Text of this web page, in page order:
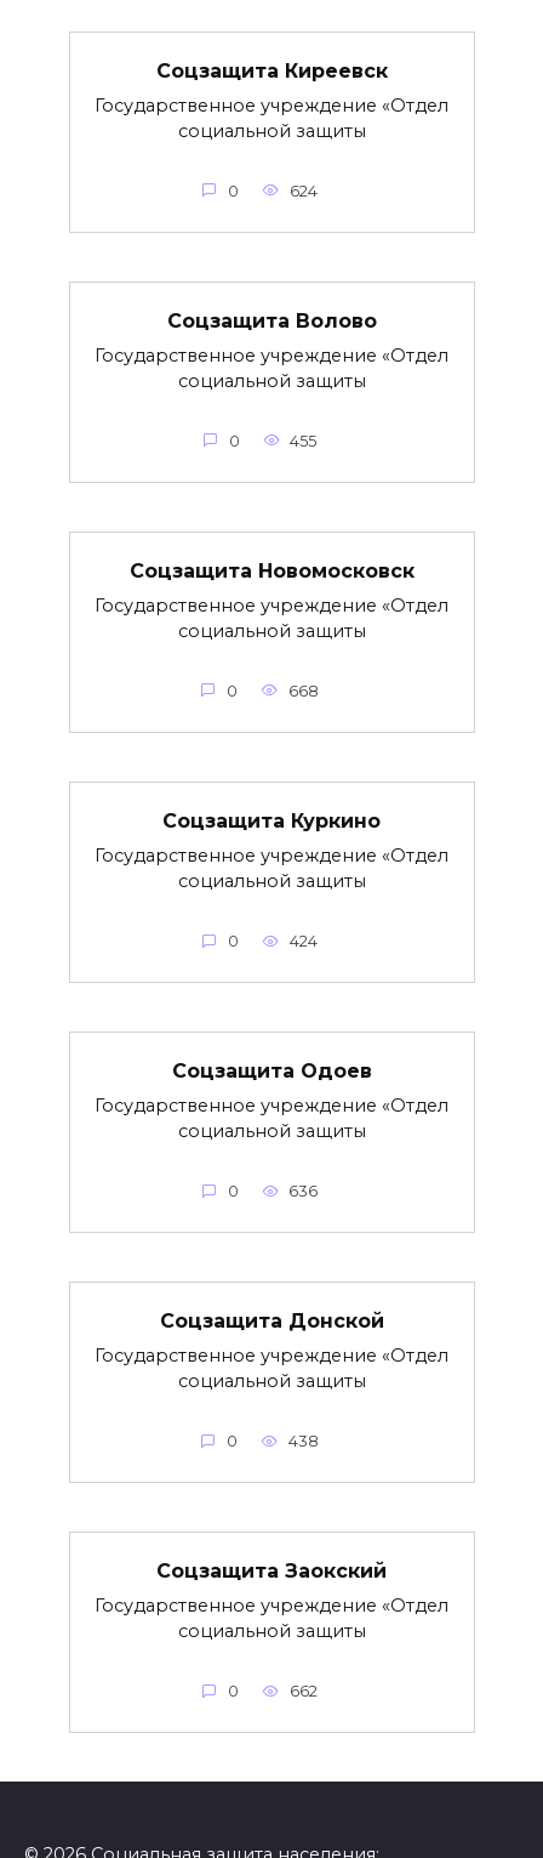
Соцзащита Киреевск
Государственное учреждение «Отдел
социальной защиты
0 624
Соцзащита Волово
Государственное учреждение «Отдел
социальной защиты
0 455
Соцзащита Новомосковск
Государственное учреждение «Отдел
социальной защиты
0 668
Соцзащита Куркино
Государственное учреждение «Отдел
социальной защиты
0 424
Соцзащита Одоев
Государственное учреждение «Отдел
социальной защиты
0 636
Соцзащита Донской
Государственное учреждение «Отдел
социальной защиты
0 438
Соцзащита Заокский
Государственное учреждение «Отдел
социальной защиты
0 662